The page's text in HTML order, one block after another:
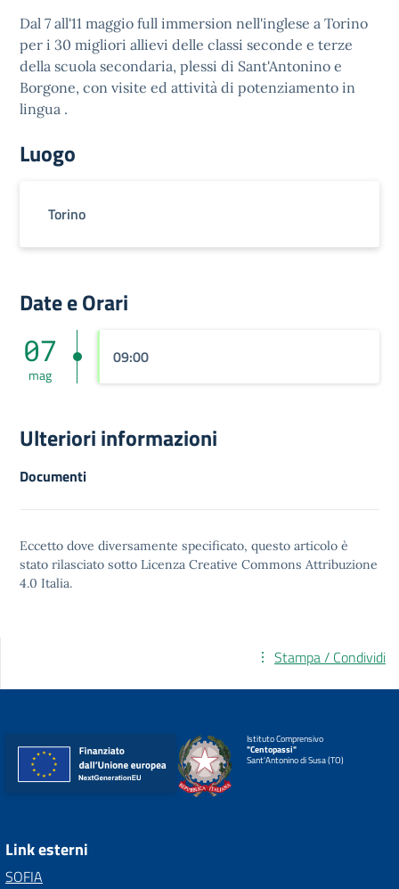
Dal 7 all'11 maggio full immersion nell'inglese a Torino
per i 30 migliori allievi delle classi seconde e terze
della scuola secondaria, plessi di Sant'Antonino e
Borgone, con visite ed attività di potenziamento in
lingua .
Luogo
Torino
Date e Orari
07
mag
09:00
Ulteriori informazioni
Documenti
Eccetto dove diversamente specificato, questo articolo è
stato rilasciato sotto Licenza Creative Commons Attribuzione
4.0 Italia.
Stampa / Condividi
Istituto Comprensivo
"Centopassi"
Sant'Antonino di Susa (TO)
Link esterni
SOFIA